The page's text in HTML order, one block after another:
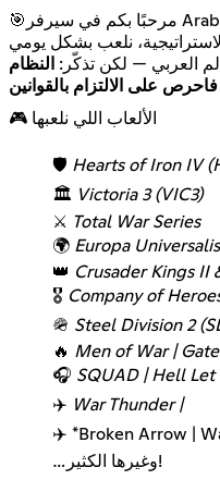
🎯مرحبًا بكم في سيرفر ArabStrg
نلعب بشكل يومي
العربي — لكن تذكّر:
النظام
🎮 الألعاب اللي نلعبها
🛡️ Hearts of Iron IV
🏛️ Victoria 3 (VIC3)
⚔️ Total War Series
🌍 Europa
👑 Crusader Kings II
🎖️ Company of
🪖 Steel Division 2
🔥 Men of War |
🎧 SQUAD | Hell Let
✈️ War Thunder |
✈️ *Broken Arrow |
…وغيرها الكثير!